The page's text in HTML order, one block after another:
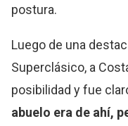
postura.
Luego de una
Superclásico, a
posibilidad y fue
abuelo era de ahí,